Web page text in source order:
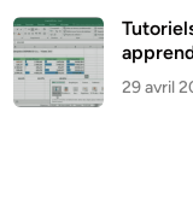
29 avril